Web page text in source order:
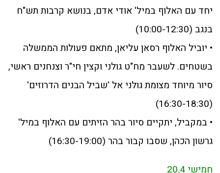
יחד עם האלוף במיל' אודי אדם, בנושא קרבות תש"ח
בנגב (10:00-12:30)
• יוביל האלוף רסאן עליאן, מתאם פעולות הממשלה
בשטחים. לשעבר מח"ט גולני וקצין חי"ר וצנחנים ראשי,
סיור מיוחד מצומת גולני אל 'שביל הבנים הדרוזים'
(16:30-18:30)
• במקביל, יתקיים סיור בהר הזיתים עם האלוף במיל'
גרשון הכהן, שסבו קבור בהר (16:30-19:00)
חמישי 20.4